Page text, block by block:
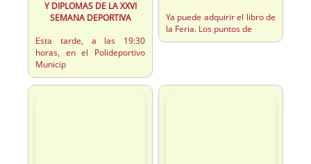
Y DIPLOMAS DE LA XXVI
SEMANA DEPORTIVA
Esta tarde, a las 19:30
horas, en el Polideportivo
Municip
Ya puede adquirir el libro de
la Feria. Los puntos de